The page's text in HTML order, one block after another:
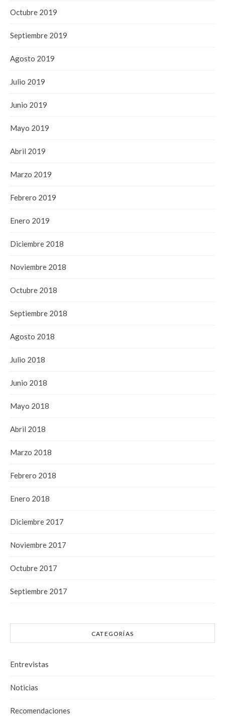
Octubre 2019
Septiembre 2019
Agosto 2019
Julio 2019
Junio 2019
Mayo 2019
Abril 2019
Marzo 2019
Febrero 2019
Enero 2019
Diciembre 2018
Noviembre 2018
Octubre 2018
Septiembre 2018
Agosto 2018
Julio 2018
Junio 2018
Mayo 2018
Abril 2018
Marzo 2018
Febrero 2018
Enero 2018
Diciembre 2017
Noviembre 2017
Octubre 2017
Septiembre 2017
CATEGORÍAS
Entrevistas
Noticias
Recomendaciones